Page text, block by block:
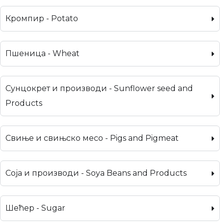
Кромпир - Potato
Пшеница - Wheat
Сунцокрет и производи - Sunflower seed and
Products
Свиње и свињско месо - Pigs and Pigmeat
Соја и производи - Soya Beans and Products
Шећер - Sugar